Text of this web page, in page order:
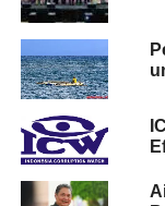
semakin
usaha dari hulu
ekosistem terus
semakin
ekonomi nasional.
BACA JUGA